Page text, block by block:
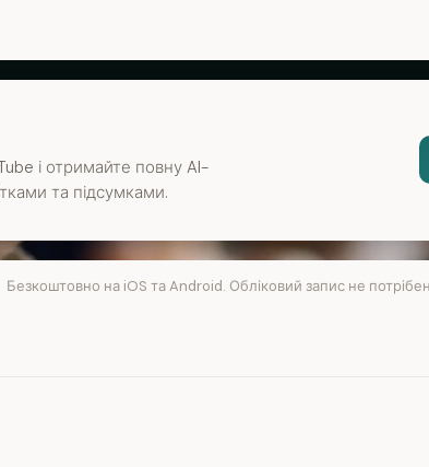
і отримайте повну AI-
та підсумками.
Безкоштовно на iOS та Android. Обліковий запис не